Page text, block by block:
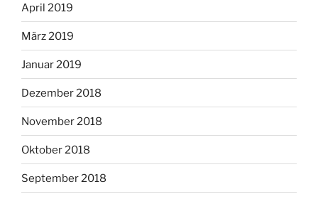
April 2019
März 2019
Januar 2019
Dezember 2018
November 2018
Oktober 2018
September 2018